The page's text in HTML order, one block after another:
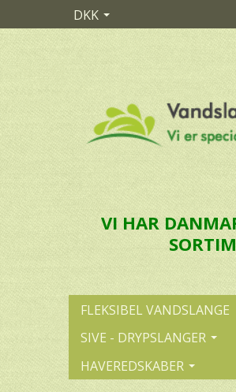
DKK
VI HAR
FLEKSIBEL VANDSLANGE
SIVE - DRYPSLANGER
HAVEREDSKABER